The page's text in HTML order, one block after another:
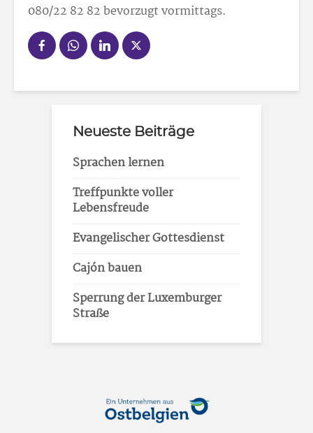
080/22 82 82 bevorzugt vormittags.
Neueste Beiträge
Sprachen lernen
Treffpunkte voller
Lebensfreude
Evangelischer Gottesdienst
Cajón bauen
Sperrung der Luxemburger
Straße